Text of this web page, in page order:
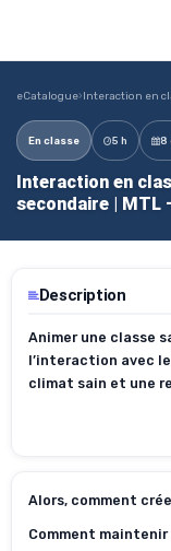
eCatalogue›Interaction en
En classe 5 h 8
Interaction en
secondaire | MTL
Description
Animer une classe
l’interaction avec
climat sain et une
Alors, comment
Comment